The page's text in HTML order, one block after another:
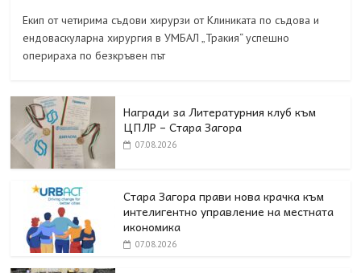
Екип от четирима съдови хирурзи от Клиниката по съдова и
ендоваскуларна хирургия в УМБАЛ „Тракия“ успешно
оперираха по безкръвен път
Награди за Литературния клуб към
ЦПЛР – Стара Загора
07.08.2026
Стара Загора прави нова крачка към
интелигентно управление на местната
икономика
07.08.2026